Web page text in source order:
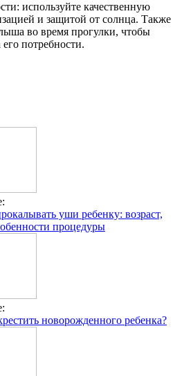
используйте качественную
и защитой от солнца. Также
во время прогулки, чтобы
потребности.
уши ребенку: возраст,
процедуры
новорожденного ребенка?